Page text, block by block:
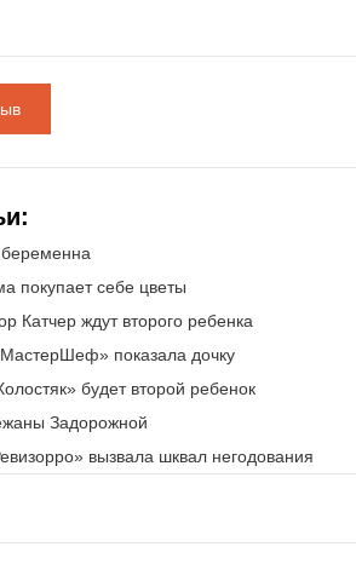
покупает себе цветы
Катчер ждут второго ребенка
показала дочку
будет второй ребенок
Задорожной
вызвала шквал негодования